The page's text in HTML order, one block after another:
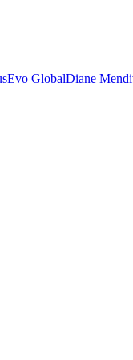
Evo GlobalDiane